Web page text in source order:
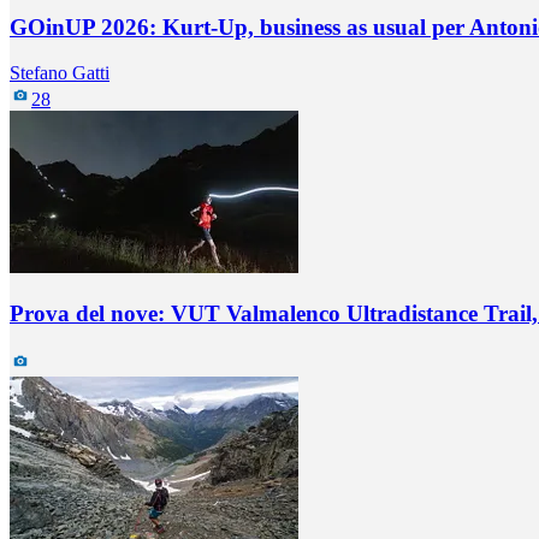
GOinUP 2026: Kurt-Up, business as usual per
Stefano Gatti
28
Prova del nove: VUT Valmalenco Ultradistance